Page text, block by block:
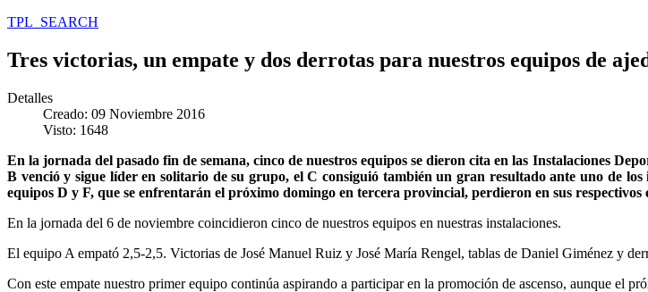
TPL_SEARCH
Tres victorias, un empate y dos derrotas para nuestros equipos de
Detalles
Creado: 09 Noviembre 2016
Visto: 1648
En la jornada del pasado fin de semana, cinco de nuestros equipos se dieron cita en las Instalaciones
B venció y sigue líder en solitario de su grupo, el C consiguió también un gran resultado ante uno de
equipos D y F, que se enfrentarán el próximo domingo en tercera provincial, perdieron en sus respectivos
En la jornada del 6 de noviembre coincidieron cinco de nuestros equipos en nuestras instalaciones.
El equipo A empató 2,5-2,5. Victorias de José Manuel Ruiz y José María Rengel, tablas de Daniel Giménez y
Con este empate nuestro primer equipo continúa aspirando a participar en la promoción de ascenso, aunque el